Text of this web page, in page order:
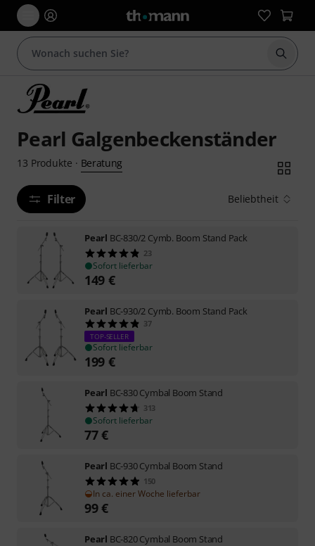
Suche
Pearl Galgenbeckenständer
13 Produkte · Beratung
Filter Beliebtheit
Pearl BC-830/2 Cymb. Boom Stand Pack
23
Sofort lieferbar
149 €
Pearl BC-930/2 Cymb. Boom Stand Pack
37
TOP-SELLER
Sofort lieferbar
199 €
Pearl BC-830 Cymbal Boom Stand
313
Sofort lieferbar
77€
Pearl BC-930 Cymbal Boom Stand
150
In ca. einer Woche lieferbar
99€
Pearl BC-820 Cymbal Boom Stand